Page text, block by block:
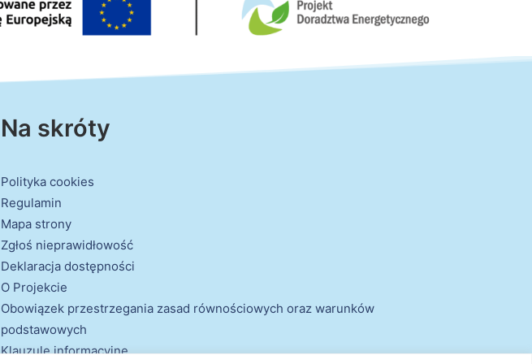
Na skróty
Polityka cookies
Regulamin
Mapa strony
Zgłoś nieprawidłowość
Deklaracja dostępności
O Projekcie
Obowiązek przestrzegania zasad równościowych oraz warunków
podstawowych
Klauzule informacyjne